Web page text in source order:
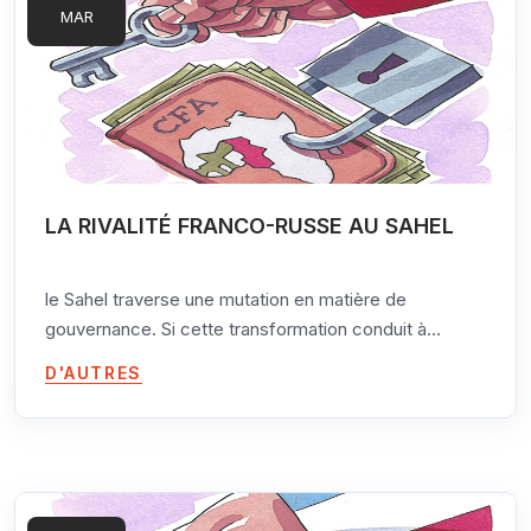
" Troisième théorie internationale ", qui mettait
l'accent sur la démocratie directe et le contrôle
décentralisé des ressources locales.
MAR
LA RIVALITÉ FRANCO-RUSSE AU SAHEL
le Sahel traverse une mutation en matière de
gouvernance. Si cette transformation conduit à
permet en revanche d’ajouter de nouvelles
tendances. Dans ce processus, les approches des
la région, la perception des jeunes – conscience des
D'AUTRES